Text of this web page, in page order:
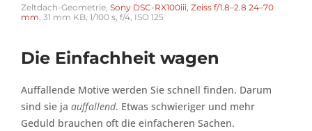
Zeltdach-Geometrie, Sony DSC-RX100iii, Zeiss f/1.8–2.8 24–70
mm , 31 mm KB, 1/100 s, f/4, ISO 125
Die Einfachheit wagen
Auffallende Motive werden Sie schnell finden. Darum
sind sie ja auffallend. Etwas schwieriger und mehr
Geduld brauchen oft die einfacheren Sachen.